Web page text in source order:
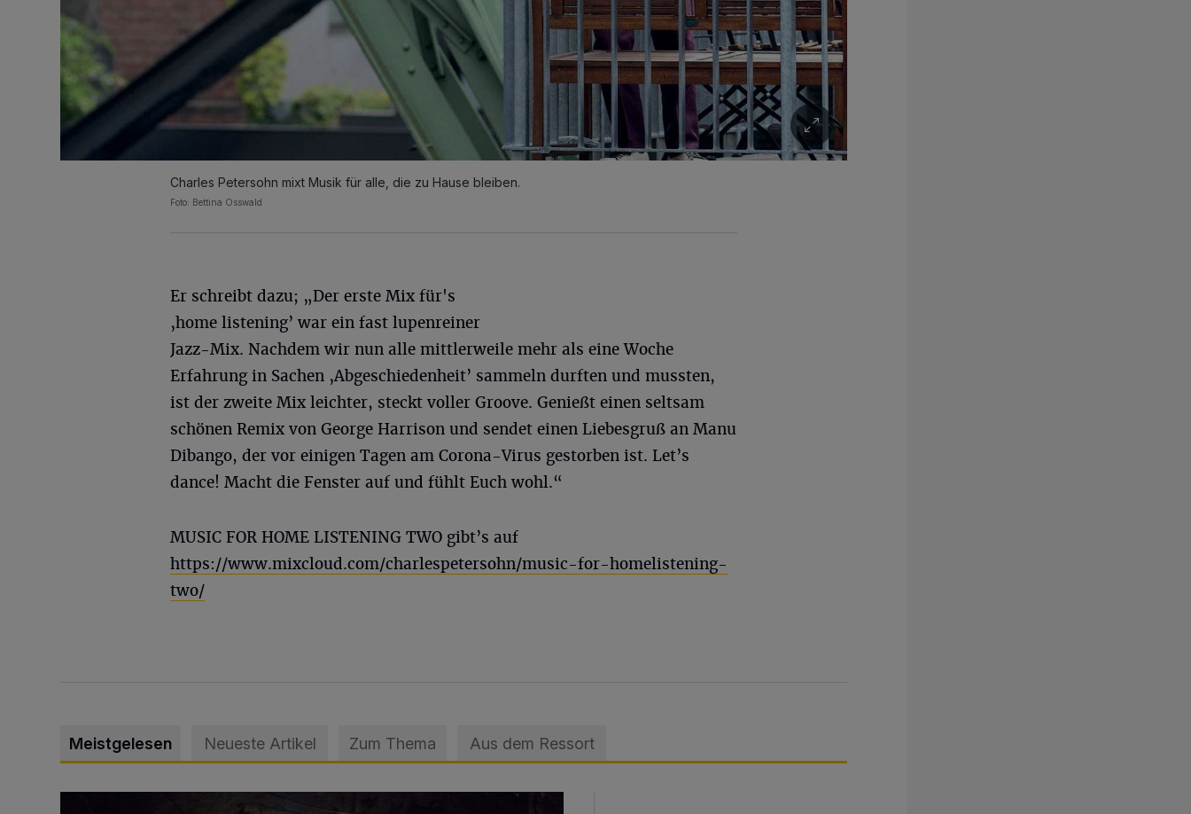
Charles Petersohn mixt Musik für alle, die zu Hause bleiben.
Foto: Bettina Osswald
Er schreibt dazu; „Der erste Mix für's
‚home listening’ war ein fast lupenreiner
Jazz-Mix. Nachdem wir nun alle mittlerweile mehr als eine Woche
Erfahrung in Sachen ‚Abgeschiedenheit’ sammeln durften und mussten,
ist der zweite Mix leichter, steckt voller Groove. Genießt einen seltsam
schönen Remix von George Harrison und sendet einen Liebesgruß an Manu
Dibango, der vor einigen Tagen am Corona-Virus gestorben ist. Let’s
dance! Macht die Fenster auf und fühlt Euch wohl.“
MUSIC FOR HOME LISTENING TWO gibt’s auf
https://www.mixcloud.com/charlespetersohn/music-for-homelistening-
two/
Meistgelesen Neueste Artikel Zum Thema Aus dem Ressort